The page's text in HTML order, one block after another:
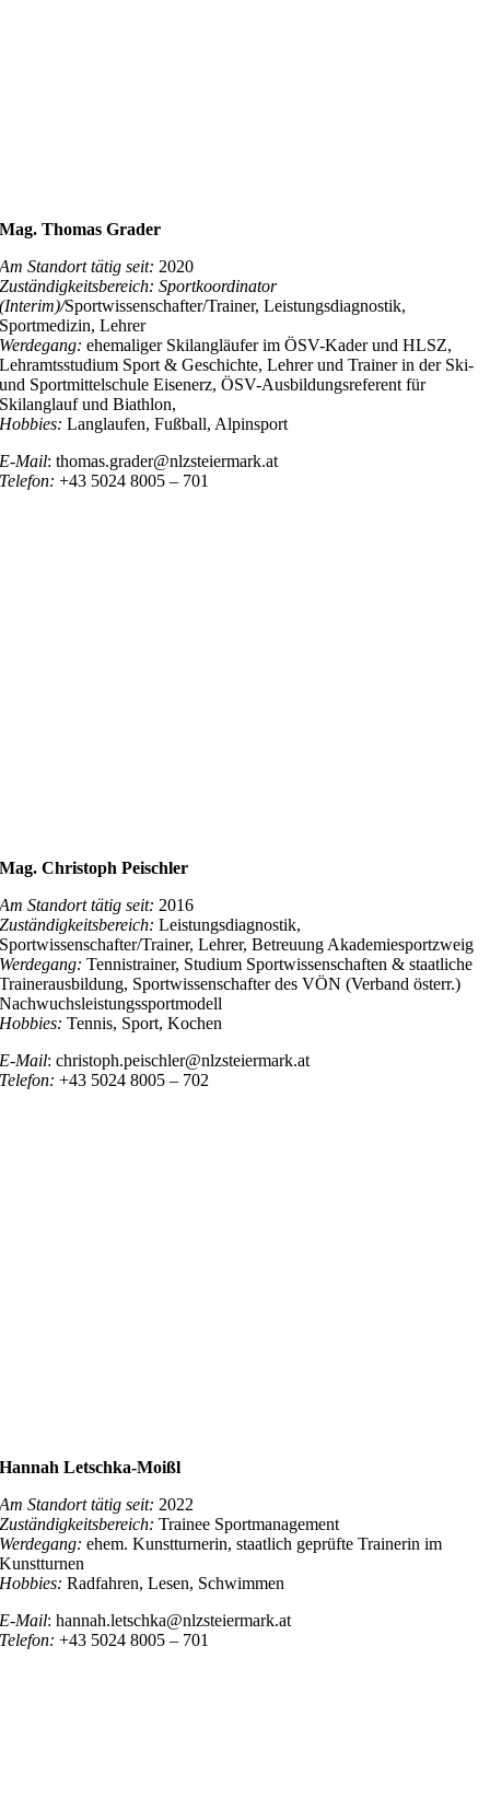
Mag. Thomas Grader
Am Standort tätig seit: 2020
Zuständigkeitsbereich: Sportkoordinator
(Interim)/Sportwissenschafter/Trainer, Leistungsdiagnostik,
Sportmedizin, Lehrer
Werdegang: ehemaliger Skilangläufer im ÖSV-Kader und HLSZ,
Lehramtsstudium Sport & Geschichte, Lehrer und Trainer in der Ski-
und Sportmittelschule Eisenerz, ÖSV-Ausbildungsreferent für
Skilanglauf und Biathlon,
Hobbies: Langlaufen, Fußball, Alpinsport
E-Mail: thomas.grader@nlzsteiermark.at
Telefon:+43 5024 8005 – 701
Mag. Christoph Peischler
Am Standort tätig seit: 2016
Zuständigkeitsbereich: Leistungsdiagnostik,
Sportwissenschafter/Trainer, Lehrer, Betreuung Akademiesportzweig
Werdegang: Tennistrainer, Studium Sportwissenschaften & staatliche
Trainerausbildung, Sportwissenschafter des VÖN (Verband österr.)
Nachwuchsleistungssportmodell
Hobbies: Tennis, Sport, Kochen
E-Mail: christoph.peischler@nlzsteiermark.at
Telefon:+43 5024 8005 – 702
Hannah Letschka-Moißl
Am Standort tätig seit: 2022
Zuständigkeitsbereich: Trainee Sportmanagement
Werdegang: ehem. Kunstturnerin, staatlich geprüfte Trainerin im
Kunstturnen
Hobbies: Radfahren, Lesen, Schwimmen
E-Mail: hannah.letschka@nlzsteiermark.at
Telefon:+43 5024 8005 – 701